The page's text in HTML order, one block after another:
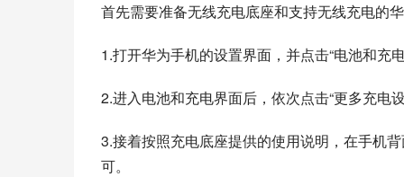
首先需要准备无线充电底座和支持无线充电的
1.打开华为手机的设置界面，并点击“电池和充
2.进入电池和充电界面后，依次点击“更多充电
3.接着按照充电底座提供的使用说明，在手机
可。